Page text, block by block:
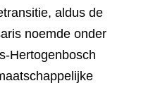
aldus de
noemde onder
Hertogenbosch